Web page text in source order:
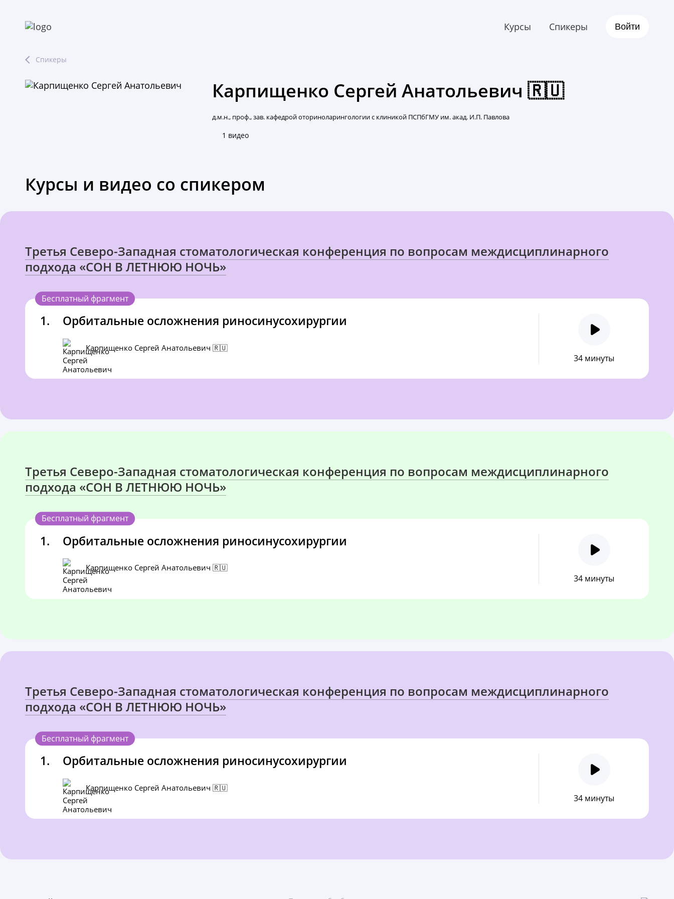
Курсы Спикеры Войти
Спикеры
Карпищенко Сергей Анатольевич 🇷🇺
д.м.н., проф., зав. кафедрой оториноларингологии с клиникой ПСПбГМУ им. акад. И.П. Павлова
1 видео
Курсы и видео со спикером
Третья Северо-Западная стоматологическая конференция по вопросам междисциплинарного
подхода «СОН В ЛЕТНЮЮ НОЧЬ»
Бесплатный фрагмент
1. Орбитальные осложнения риносинусохирургии
Карпищенко Сергей Анатольевич 🇷🇺
34 минуты
Третья Северо-Западная стоматологическая конференция по вопросам междисциплинарного
подхода «СОН В ЛЕТНЮЮ НОЧЬ»
Бесплатный фрагмент
1. Орбитальные осложнения риносинусохирургии
Карпищенко Сергей Анатольевич 🇷🇺
34 минуты
Третья Северо-Западная стоматологическая конференция по вопросам междисциплинарного
подхода «СОН В ЛЕТНЮЮ НОЧЬ»
Бесплатный фрагмент
1. Орбитальные осложнения риносинусохирургии
Карпищенко Сергей Анатольевич 🇷🇺
34 минуты